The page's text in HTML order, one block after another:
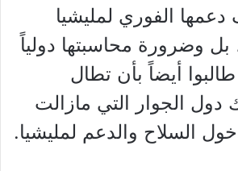
دعمها الفوري لمليشيا
بل وضرورة محاسبتها دولياً
أيضاً بأن تطال
دول الجوار التي مازالت
السلاح والدعم لمليشيا.